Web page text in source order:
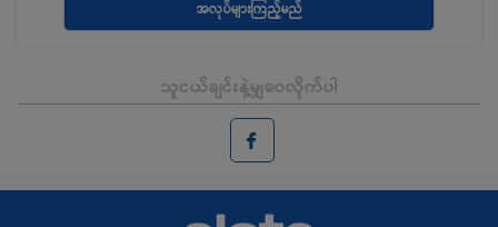
အလုပ်များကြည့်မည်
သူငယ်ချင်းနဲ့မျှဝေလိုက်ပါ